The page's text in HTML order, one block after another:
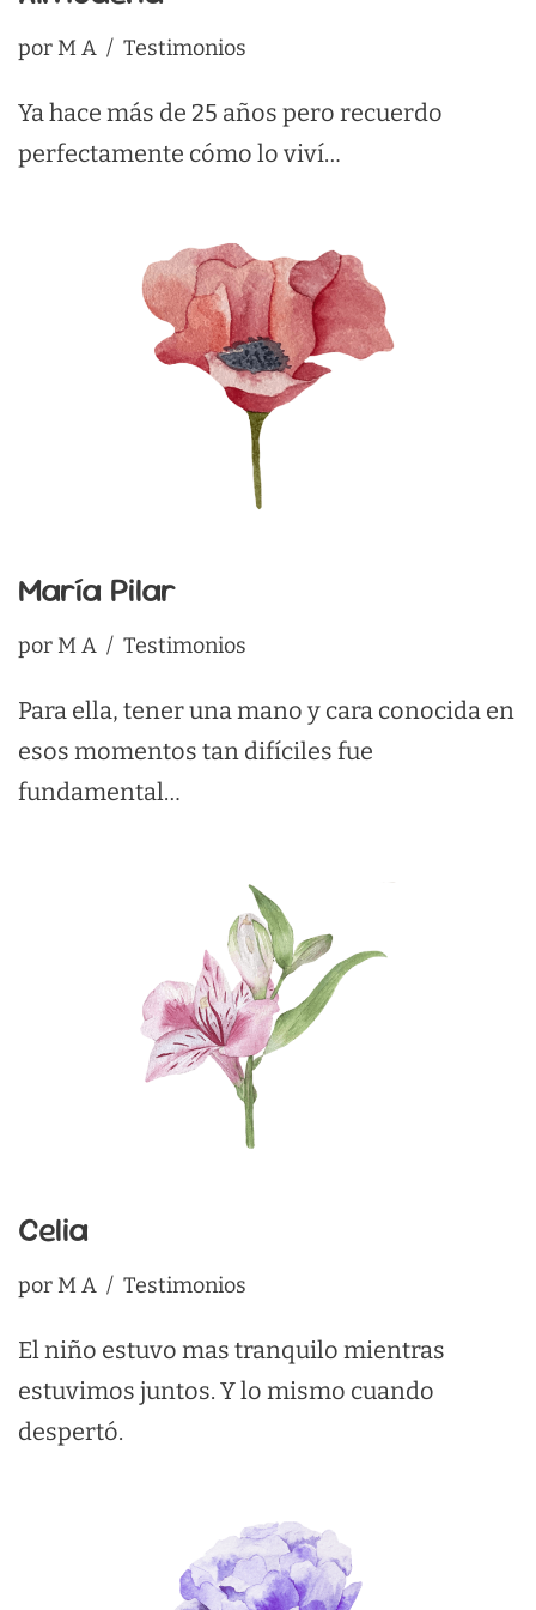
por M A Testimonios
Ya hace más de 25 años pero recuerdo
perfectamente cómo lo viví…
María Pilar
por M A Testimonios
Para ella, tener una mano y cara conocida en
esos momentos tan difíciles fue
fundamental…
Celia
por M A Testimonios
El niño estuvo mas tranquilo mientras
estuvimos juntos. Y lo mismo cuando
despertó.